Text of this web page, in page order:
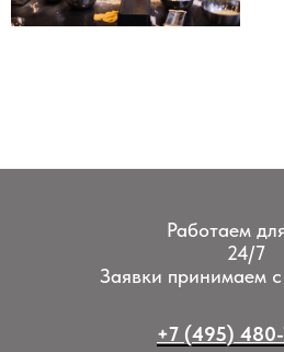
Работаем
24/7
Заявки принимаем
+7 (495)